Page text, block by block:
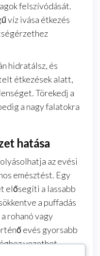
felszívódását.
víz ivása étkezés
hidratálsz, és
étkezések alatt,
Törekedj a
a nagy falatokra
hatása
az evési
emésztést. Egy
elősegíti a lassabb
a puffadás
rohanó vagy
evés gyorsabb
vezethet.